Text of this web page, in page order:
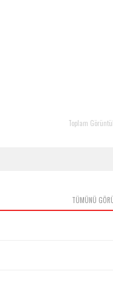
Toplam
TÜMÜNÜ